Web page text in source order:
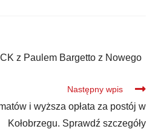
z Paulem Bargetto z Nowego
Następny wpis
i wyższa opłata za postój w
Kołobrzegu. Sprawdź szczegóły